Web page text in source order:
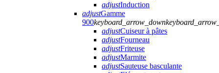
adjustInduction
adjustGamme
900keyboard_arrow_down
adjustCuiseur à pâtes
adjustFourneau
adjustFriteuse
adjustMarmite
adjustSauteuse basculante